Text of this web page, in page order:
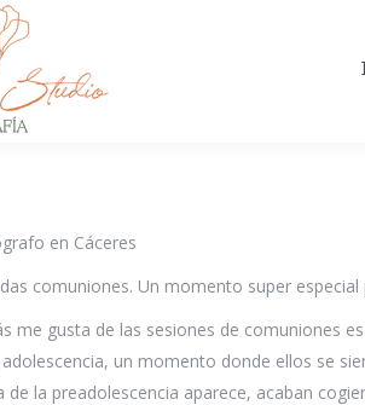
en Cáceres
comuniones. Un momento super especial
me gusta de las sesiones de comuniones
un momento donde ellos se
de la preadolescencia aparece, acaban